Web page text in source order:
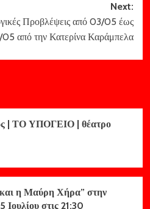
Next:
Προβλέψεις από 03/05 έως
από την Κατερίνα Καράμπελα
| ΤΟ ΥΠΟΓΕΙΟ | θέατρο
η Μαύρη Χήρα” στην
Ιουλίου στις 21:30